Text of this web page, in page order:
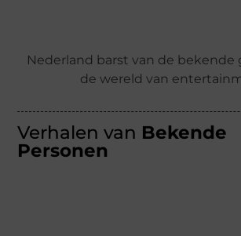
Nederland barst van de
de wereld van
Verhalen van Bekende
Personen